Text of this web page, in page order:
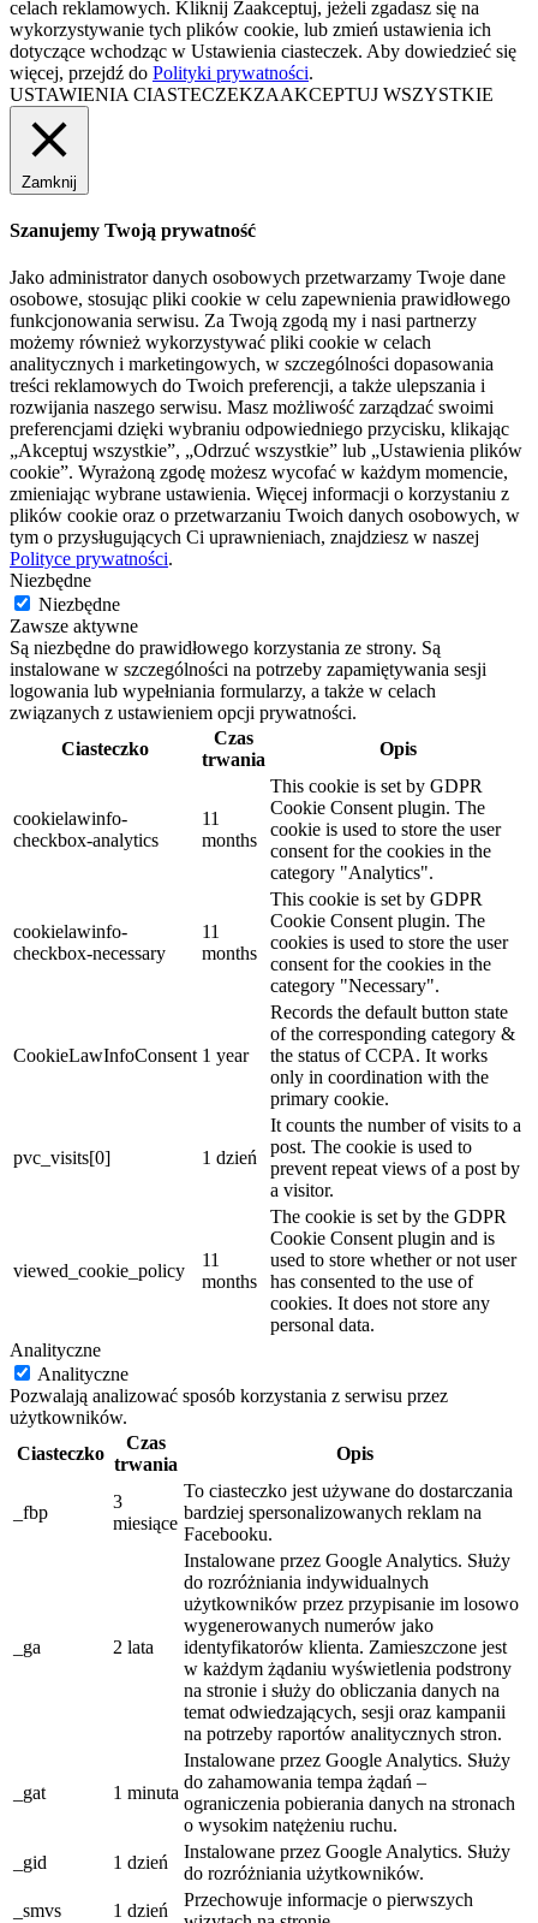
celach reklamowych. Kliknij Zaakceptuj, jeżeli zgadasz się na
wykorzystywanie tych plików cookie, lub zmień ustawienia ich
dotyczące wchodząc w Ustawienia ciasteczek. Aby dowiedzieć się
więcej, przejdź do Polityki prywatności.
USTAWIENIA CIASTECZEKZAAKCEPTUJ WSZYSTKIE
Zamknij
Szanujemy Twoją prywatność
Jako administrator danych osobowych przetwarzamy Twoje dane
osobowe, stosując pliki cookie w celu zapewnienia prawidłowego
funkcjonowania serwisu. Za Twoją zgodą my i nasi partnerzy
możemy również wykorzystywać pliki cookie w celach
analitycznych i marketingowych, w szczególności dopasowania
treści reklamowych do Twoich preferencji, a także ulepszania i
rozwijania naszego serwisu. Masz możliwość zarządzać swoimi
preferencjami dzięki wybraniu odpowiedniego przycisku, klikając
„Akceptuj wszystkie”, „Odrzuć wszystkie” lub „Ustawienia plików
cookie”. Wyrażoną zgodę możesz wycofać w każdym momencie,
zmieniając wybrane ustawienia. Więcej informacji o korzystaniu z
plików cookie oraz o przetwarzaniu Twoich danych osobowych, w
tym o przysługujących Ci uprawnieniach, znajdziesz w naszej
Polityce prywatności.
Niezbędne
Niezbędne
Zawsze aktywne
Są niezbędne do prawidłowego korzystania ze strony. Są
instalowane w szczególności na potrzeby zapamiętywania sesji
logowania lub wypełniania formularzy, a także w celach
związanych z ustawieniem opcji prywatności.
Ciasteczko
Czas
trwania
Opis
cookielawinfo-
checkbox-analytics
11
months
This cookie is set by GDPR
Cookie Consent plugin. The
cookie is used to store the user
consent for the cookies in the
category "Analytics".
cookielawinfo-
checkbox-necessary
11
months
This cookie is set by GDPR
Cookie Consent plugin. The
cookies is used to store the user
consent for the cookies in the
category "Necessary".
CookieLawInfoConsent 1 year
Records the default button state
of the corresponding category &
the status of CCPA. It works
only in coordination with the
primary cookie.
pvc_visits[0] 1 dzień
It counts the number of visits to a
post. The cookie is used to
prevent repeat views of a post by
a visitor.
viewed_cookie_policy
11
months
The cookie is set by the GDPR
Cookie Consent plugin and is
used to store whether or not user
has consented to the use of
cookies. It does not store any
personal data.
Analityczne
Analityczne
Pozwalają analizować sposób korzystania z serwisu przez
użytkowników.
Ciasteczko
Czas
trwania
Opis
_fbp
3
miesiące
To ciasteczko jest używane do dostarczania
bardziej spersonalizowanych reklam na
Facebooku.
_ga 2 lata
Instalowane przez Google Analytics. Służy
do rozróżniania indywidualnych
użytkowników przez przypisanie im losowo
wygenerowanych numerów jako
identyfikatorów klienta. Zamieszczone jest
w każdym żądaniu wyświetlenia podstrony
na stronie i służy do obliczania danych na
temat odwiedzających, sesji oraz kampanii
na potrzeby raportów analitycznych stron.
_gat 1 minuta
Instalowane przez Google Analytics. Służy
do zahamowania tempa żądań –
ograniczenia pobierania danych na stronach
o wysokim natężeniu ruchu.
_gid
1 dzień
Instalowane przez Google Analytics. Służy
do rozróżniania użytkowników.
_smvs
1 dzień
Przechowuje informacje o pierwszych